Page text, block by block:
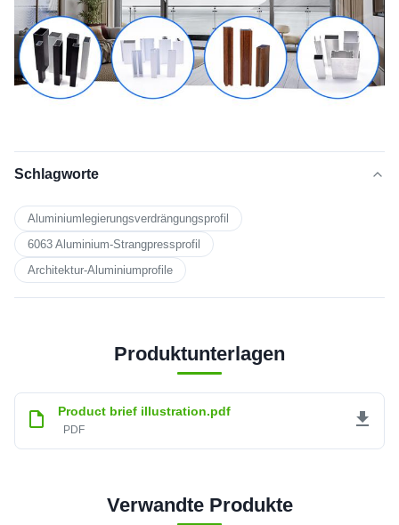
Verpackungsdetails
Papier. oder Kartonpapier,
dann Palette. oder
Holzkarton. ect
Schlagworte
Aluminiumlegierungsverdrängungsprofil
6063 Aluminium-Strangpressprofil
Architektur-Aluminiumprofile
Produktunterlagen
Product brief illustration.pdf
PDF
Verwandte Produkte